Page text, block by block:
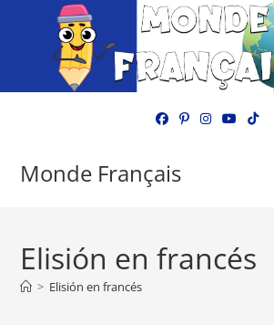
Monde Français
Elisión en francés
> Elisión en francés